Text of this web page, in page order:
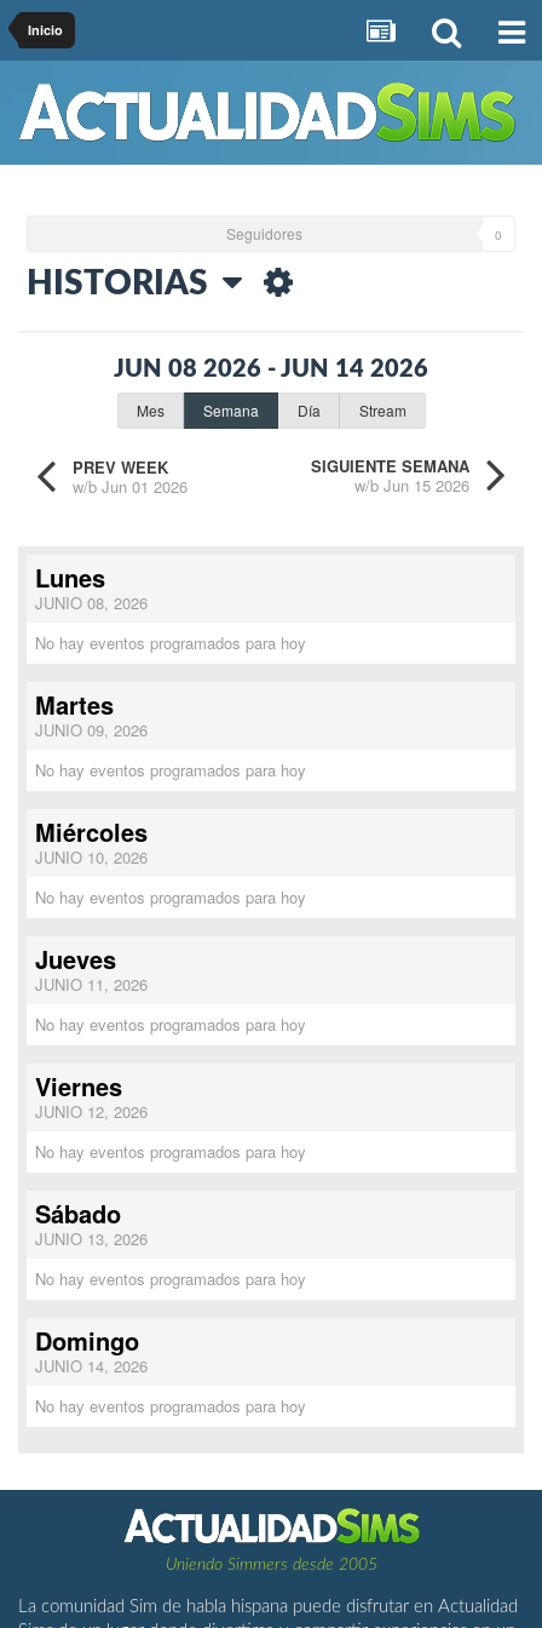
Inicio
Seguidores 0
HISTORIAS
PREV WEEK
w/b Jun 01 2026
JUN 08 2026 - JUN 14 2026
Mes Semana Día Stream
SIGUIENTE SEMANA
w/b Jun 15 2026
Lunes
JUNIO 08, 2026
No hay eventos programados para hoy
Martes
JUNIO 09, 2026
No hay eventos programados para hoy
Miércoles
JUNIO 10, 2026
No hay eventos programados para hoy
Jueves
JUNIO 11, 2026
No hay eventos programados para hoy
Viernes
JUNIO 12, 2026
No hay eventos programados para hoy
Sábado
JUNIO 13, 2026
No hay eventos programados para hoy
Domingo
JUNIO 14, 2026
No hay eventos programados para hoy
Uniendo Simmers desde 2005
La comunidad Sim de habla hispana puede disfrutar en Actualidad